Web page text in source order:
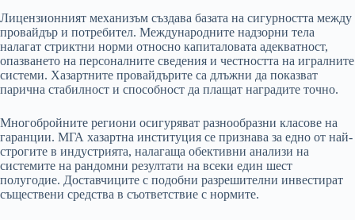
Лицензионният механизъм създава базата на сигурността между
провайдър и потребител. Международните надзорни тела
налагат стриктни норми относно капиталовата адекватност,
опазването на персоналните сведения и честността на игралните
системи. Хазартните провайдърите са длъжни да показват
парична стабилност и способност да плащат наградите точно.
Многобройните региони осигуряват разнообразни класове на
гаранции. МГА хазартна институция се признава за едно от най-
строгите в индустрията, налагаща обективни анализи на
системите на рандомни резултати на всеки един шест
полугодие. Доставчиците с подобни разрешителни инвестират
съществени средства в съответствие с нормите.